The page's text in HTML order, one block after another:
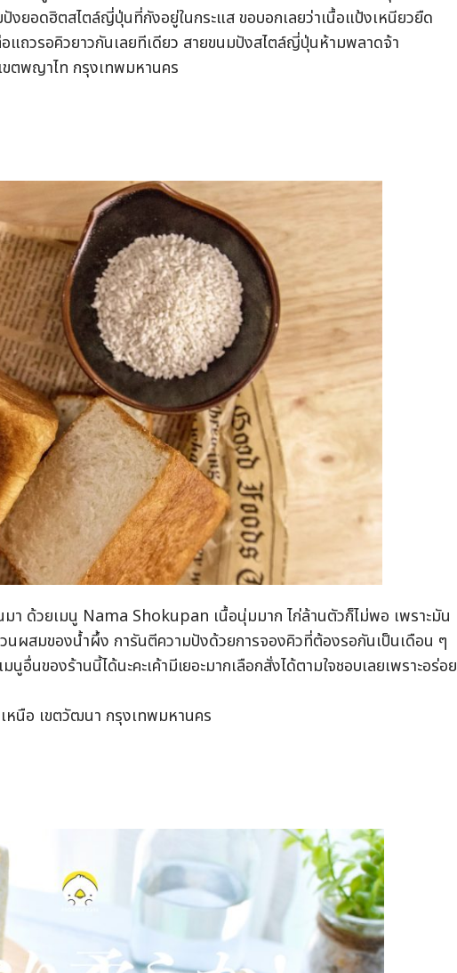
ยอดฮิตสไตล์ญี่ปุ่นที่กังอยู่ในกระแส ขอบอกเลยว่าเนื้อแป้งเหนียวยืด
แถวรอคิวยาวกันเลยทีเดียว สายขนมปังสไตล์ญี่ปุ่นห้ามพลาดจ้า
ตพญาไท กรุงเทพมหานคร
า ด้วยเมนู Nama Shokupan เนื้อนุ่มมาก ไก่ล้านตัวก็ไม่พอ เพราะมัน
นผสมของน้ำผึ้ง การันตีความปังด้วยการจองคิวที่ต้องรอกันเป็นเดือน ๆ
นูอื่นของร้านนี้ได้นะคะเค้ามีเยอะมากเลือกสั่งได้ตามใจชอบเลยเพราะอร่อย
นือ เขตวัฒนา กรุงเทพมหานคร